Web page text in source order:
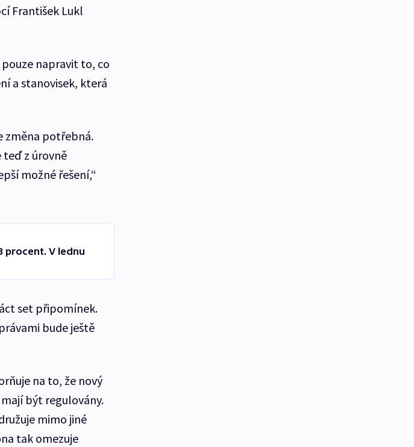
František Lukl
napravit to, co
a stanovisek, která
změna potřebná.
teď z úrovně
možné řešení,“
procent. V lednu
set připomínek.
bude ještě
na to, že nový
být regulovány.
mimo jiné
tak omezuje